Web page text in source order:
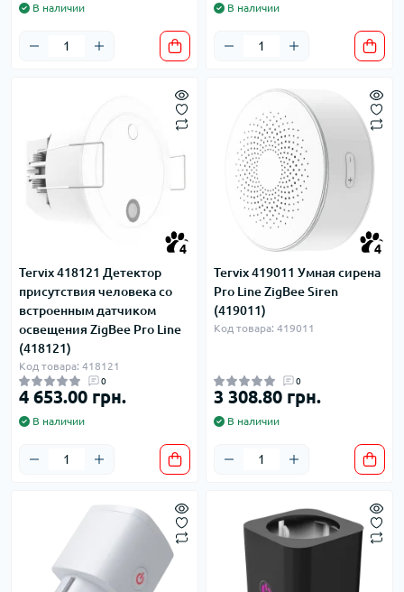
В наличии В наличии
4
Tervix 418121 Детектор
присутствия человека со
встроенным датчиком
освещения ZigBee Pro Line
(418121)
Код товара: 418121
0
4 653.00 грн.
В наличии
4
Tervix 419011 Умная сирена
Pro Line ZigBee Siren
(419011)
Код товара: 419011
0
3 308.80 грн.
В наличии